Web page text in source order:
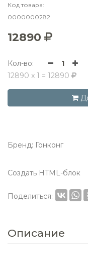
Код товара:
0000000282
12890
Кол-во:
1
12890 x 1 = 12890
Бренд: Гонконг
Создать HTML-блок
Поделиться:
Описание